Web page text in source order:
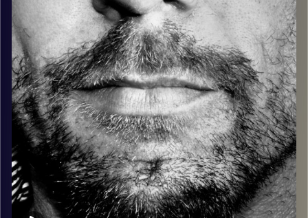
קרדיט תמונות: David Goehring